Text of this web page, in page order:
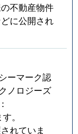
不動産物件
に公開され
ーマーク認
ノロジーズ
。
れていま